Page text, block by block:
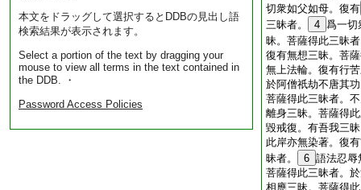
本文をドラッグして選択するとDDBの見出し語
検索結果が表示されます。
Select a portion of the text by dragging your
mouse to view all terms in the text contained in
the DDB. ・
Password Access Policies
切衆如父如母。復有
三昧者。
4 爲一切
昧。菩薩得此三昧
復有無想三昧。菩
無上法輪。復有行
於阿僧祇劫不唐其
菩薩得此三昧者。
離身三昧。菩薩得
毀戒復。有吾我三
此岸亦無染著。復
昧者。
6 語法忍辱
菩薩得此三昧者。
相應三昧。菩薩得